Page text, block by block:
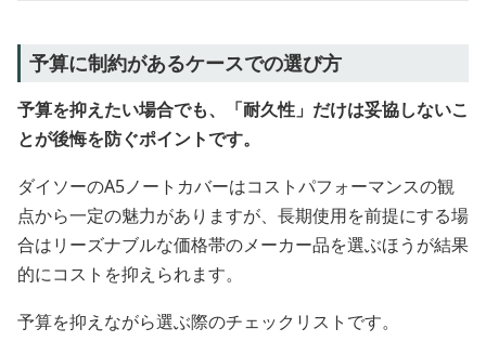
予算に制約があるケースでの選び方
予算を抑えたい場合でも、「耐久性」だけは妥協しないこ
とが後悔を防ぐポイントです。
ダイソーのA5ノートカバーはコストパフォーマンスの観
点から一定の魅力がありますが、長期使用を前提にする場
合はリーズナブルな価格帯のメーカー品を選ぶほうが結果
的にコストを抑えられます。
予算を抑えながら選ぶ際のチェックリストです。